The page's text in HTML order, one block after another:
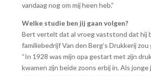
vandaag nog om mij heen heb.”
Welke studie ben jij gaan volgen?
Bert vertelt dat al vroeg vaststond dat hij
familiebedrijf Van den Berg’s Drukkerij zou
“In 1928 was mijn opa gestart met zijn
kwamen zijn beide zoons erbij in. Als jonge